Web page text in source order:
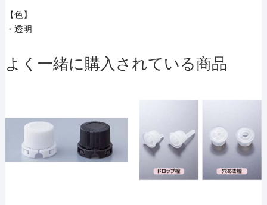
【色】
・透明
よく一緒に購入されている商品